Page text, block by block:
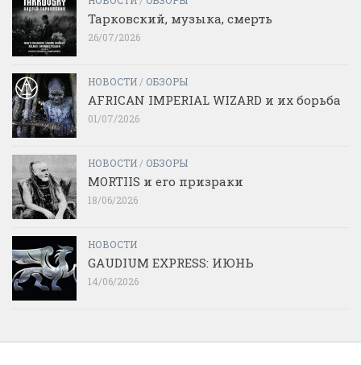
Тарковский, музыка, смерть
26/07/2026
НОВОСТИ / ОБЗОРЫ
AFRICAN IMPERIAL WIZARD и их борьба
01/07/2026
НОВОСТИ / ОБЗОРЫ
MORTIIS и его призраки
18/06/2026
НОВОСТИ
GAUDIUM EXPRESS: ИЮНЬ
14/06/2026